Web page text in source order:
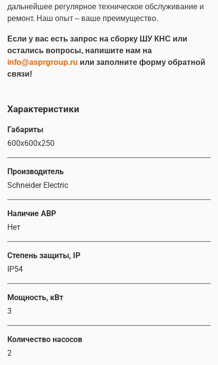
дальнейшее регулярное техническое обслуживание и
ремонт. Наш опыт – ваше преимущество.
Если у вас есть запрос на сборку ШУ КНС или
остались вопросы, напишите нам на
info@asprgroup.ru или заполните форму обратной
связи!
Характеристики
Габариты
600х600х250
Производитель
Schneider Electric
Наличие АВР
Нет
Степень защиты, IP
IP54
Мощность, кВт
3
Количество насосов
2